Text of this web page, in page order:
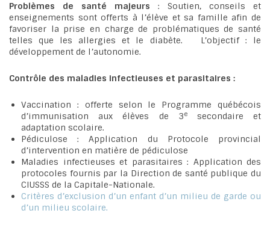
Problèmes de santé majeurs : Soutien, conseils et
enseignements sont offerts à l’élève et sa famille afin de
favoriser la prise en charge de problématiques de santé
telles que les allergies et le diabète. L’objectif : le
développement de l’autonomie.
Contrôle des maladies infectieuses et parasitaires :
Vaccination : offerte selon le Programme québécois
d’immunisation aux élèves de 3esecondaire et
adaptation scolaire.
Pédiculose : Application du Protocole provincial
d’intervention en matière de pédiculose
Maladies infectieuses et parasitaires : Application des
protocoles fournis par la Direction de santé publique du
CIUSSS de la Capitale-Nationale.
Critères d’exclusion d’un enfant d’un milieu de garde ou
d’un milieu scolaire.